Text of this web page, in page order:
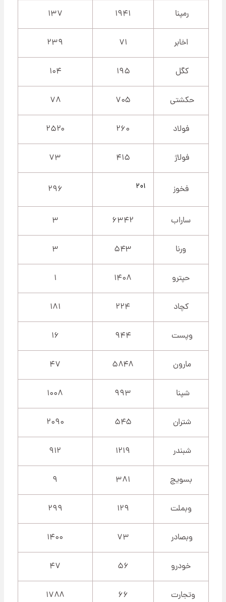
رمپنا ۱۹۴۱ ۱۳۷
اخابر ۷۱ ۲۳۹
کگل ۱۹۵ ۱۰۴
حکشتی‌ ۷۰۵ ۷۸
فولاد ۲۶۰ ۲۵۲۰
فولاژ ۴۱۵ ۷۳
فخوز ۲۰۱ ۲۹۶
ساراب ۶۳۴۲ ۳
ورنا ۵۴۳ ۳
حپترو ۱۴۰۸
کچاد ۲۲۴ ۱۸۱
وپست ۹۴۴ ۱۶
مارون ۵۸۴۸ ۴۷
شپنا ۹۹۳ ۱۰۰۸
شتران ۵۴۵ ۲۰۹۰
شبندر ۱۲۱۹ ۹۱۲
بسویچ ۳۸۱
وبملت ۱۲۹ ۲۹۹
وبصادر ۷۳ ۱۴۰۰
خودرو ۵۶ ۴۷
وتجارت ۶۶ ۱۷۸۸